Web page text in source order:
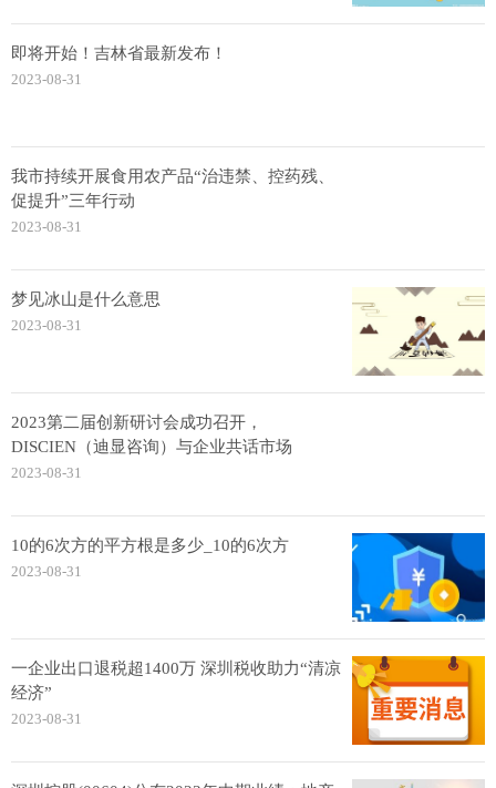
即将开始！吉林省最新发布！
2023-08-31
我市持续开展食用农产品“治违禁、控药残、
促提升”三年行动
2023-08-31
梦见冰山是什么意思
2023-08-31
2023第二届创新研讨会成功召开，
DISCIEN（迪显咨询）与企业共话市场
2023-08-31
10的6次方的平方根是多少_10的6次方
2023-08-31
一企业出口退税超1400万 深圳税收助力“清凉
经济”
2023-08-31